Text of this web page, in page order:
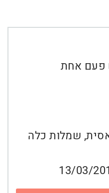
פעם אחת
, שמלות כלה
13/03/